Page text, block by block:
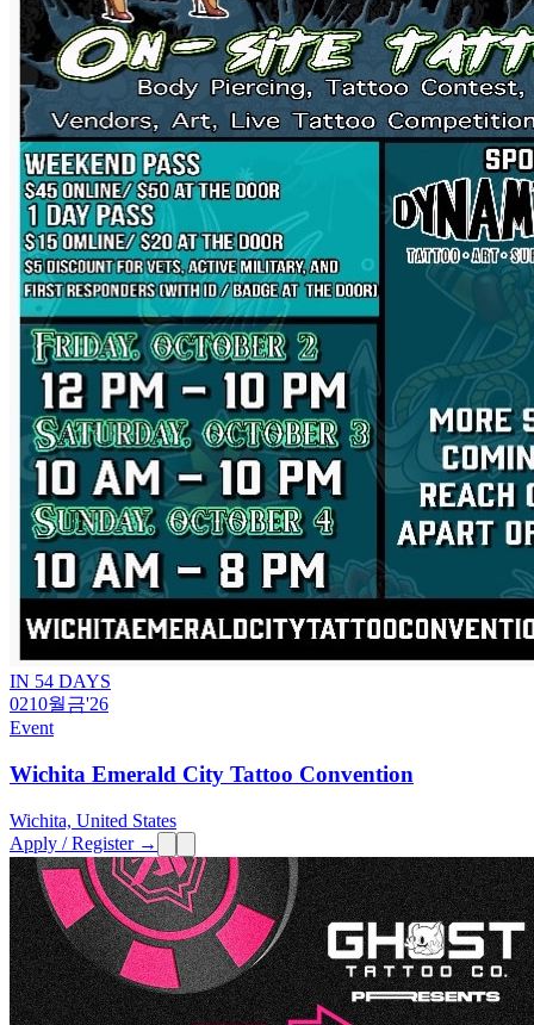
IN 54 DAYS
0210월금'26
Event
Wichita Emerald City Tattoo Convention
Wichita, United States
Apply / Register →